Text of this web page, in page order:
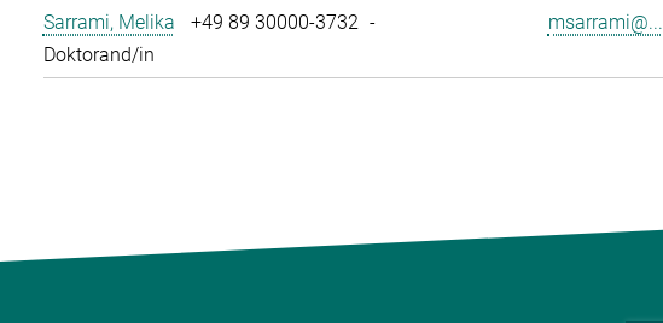
Sarrami, Melika
Doktorand/in
+49 89 30000-3732 - msarrami@...